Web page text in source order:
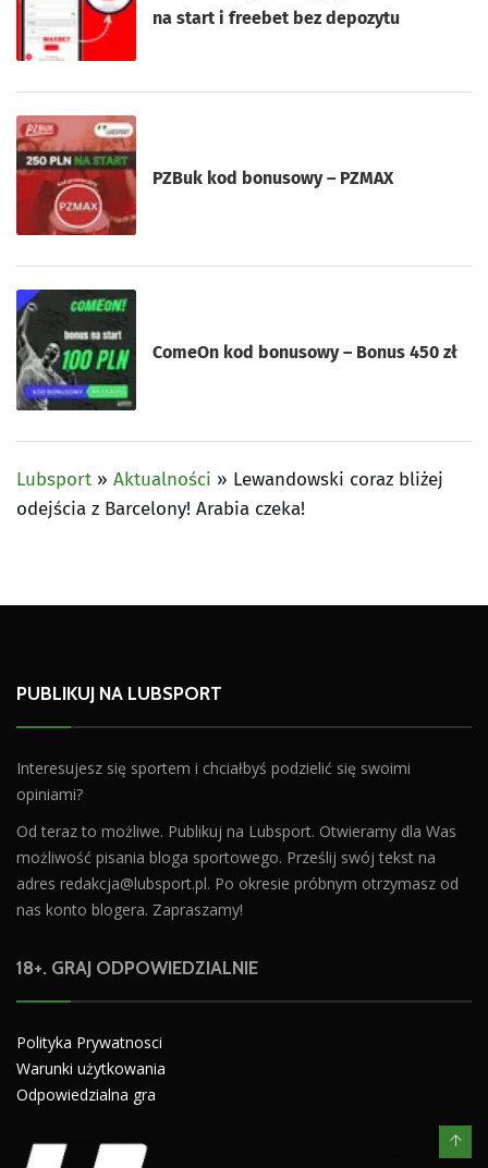
na start i freebet bez depozytu
PZBuk kod bonusowy – PZMAX
ComeOn kod bonusowy – Bonus 450 zł
Lubsport » Aktualności » Lewandowski coraz bliżej
odejścia z Barcelony! Arabia czeka!
PUBLIKUJ NA LUBSPORT
Interesujesz się sportem i chciałbyś podzielić się swoimi
opiniami?
Od teraz to możliwe. Publikuj na Lubsport. Otwieramy dla Was
możliwość pisania bloga sportowego. Prześlij swój tekst na
adres redakcja@lubsport.pl. Po okresie próbnym otrzymasz od
nas konto blogera. Zapraszamy!
18+. GRAJ ODPOWIEDZIALNIE
Polityka Prywatnosci
Warunki użytkowania
Odpowiedzialna gra